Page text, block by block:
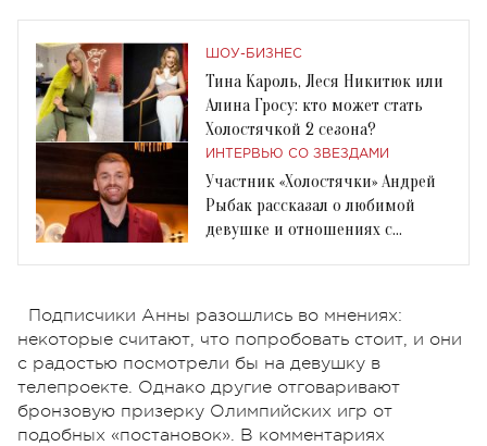
ШОУ-БИЗНЕС
Тина Кароль, Леся Никитюк или
Алина Гросу: кто может стать
Холостячкой 2 сезона?
ИНТЕРВЬЮ СО ЗВЕЗДАМИ
Участник «Холостячки» Андрей
Рыбак рассказал о любимой
девушке и отношениях с
Подписчики Анны разошлись во мнениях:
некоторые считают, что попробовать стоит, и они
с радостью посмотрели бы на девушку в
телепроекте. Однако другие отговаривают
бронзовую призерку Олимпийских игр от
подобных «постановок». В комментариях